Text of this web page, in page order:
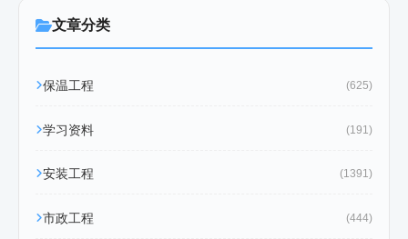
文章分类
保温工程 (625)
学习资料 (191)
安装工程 (1391)
市政工程 (444)